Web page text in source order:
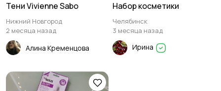
Тени Vivienne Sabo
Нижний Новгород
2 месяца назад
Алина Кременцова
Набор косметики
Челябинск
3 месяца назад
Ирина